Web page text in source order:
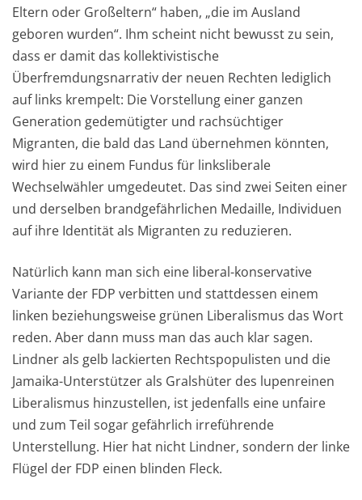
Eltern oder Großeltern“ haben, „die im Ausland
geboren wurden“. Ihm scheint nicht bewusst zu sein,
dass er damit das kollektivistische
Überfremdungsnarrativ der neuen Rechten lediglich
auf links krempelt: Die Vorstellung einer ganzen
Generation gedemütigter und rachsüchtiger
Migranten, die bald das Land übernehmen könnten,
wird hier zu einem Fundus für linksliberale
Wechselwähler umgedeutet. Das sind zwei Seiten einer
und derselben brandgefährlichen Medaille, Individuen
auf ihre Identität als Migranten zu reduzieren.
Natürlich kann man sich eine liberal-konservative
Variante der FDP verbitten und stattdessen einem
linken beziehungsweise grünen Liberalismus das Wort
reden. Aber dann muss man das auch klar sagen.
Lindner als gelb lackierten Rechtspopulisten und die
Jamaika-Unterstützer als Gralshüter des lupenreinen
Liberalismus hinzustellen, ist jedenfalls eine unfaire
und zum Teil sogar gefährlich irreführende
Unterstellung. Hier hat nicht Lindner, sondern der linke
Flügel der FDP einen blinden Fleck.